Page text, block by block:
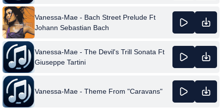
Vanessa-Mae - Bach Street Prelude Ft
Johann Sebastian Bach
Vanessa-Mae - The Devil's Trill Sonata Ft
Giuseppe Tartini
Vanessa-Mae - Theme From "Caravans"